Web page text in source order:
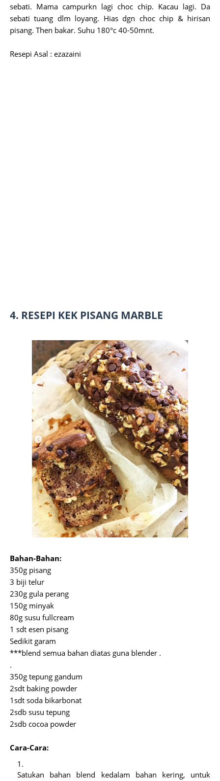
sebati. Mama campurkn lagi choc chip. Kacau lagi. Da
sebati tuang dlm loyang. Hias dgn choc chip & hirisan
pisang. Then bakar. Suhu 180°c 40-50mnt.
Resepi Asal : ezazaini
4. RESEPI KEK PISANG MARBLE
Bahan-Bahan:
350g pisang
3 biji telur
230g gula perang
150g minyak
80g susu fullcream
1 sdt esen pisang
Sedikit garam
***blend semua bahan diatas guna blender .
.
350g tepung gandum
2sdt baking powder
1sdt soda bikarbonat
2sdb susu tepung
2sdb cocoa powder
Cara-Cara:
Satukan bahan blend kedalam bahan kering, untuk